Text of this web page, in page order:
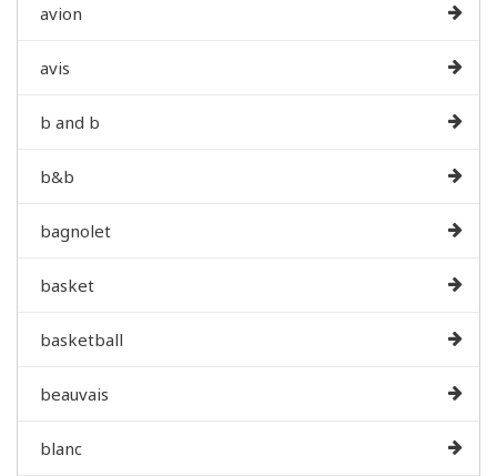
avion
avis
b and b
b&b
bagnolet
basket
basketball
beauvais
blanc